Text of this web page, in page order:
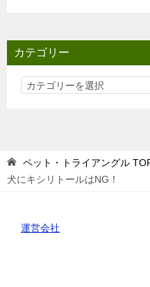
カテゴリー
カ
ペット・トライアングル
犬にキシリトールはNG！
運営会社